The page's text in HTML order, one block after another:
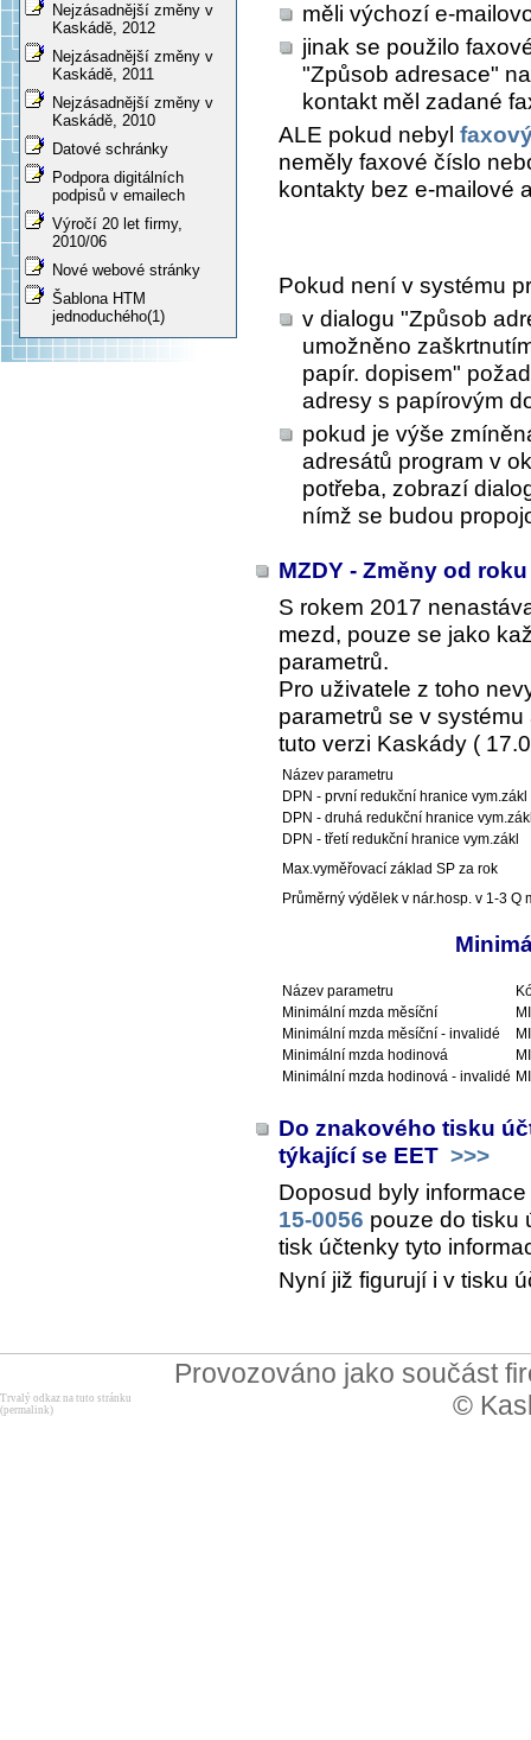
Nejzásadnější změny v
Kaskádě, 2012
Nejzásadnější změny v
Kaskádě, 2011
Nejzásadnější změny v
Kaskádě, 2010
Datové schránky
Podpora digitálních
podpisů v emailech
Výročí 20 let firmy,
2010/06
Nové webové stránky
Šablona HTM
jednoduchého(1)
měli výchozí e-
jinak se použilo
"Způsob adresace"
kontakt měl zadané
ALE pokud nebyl
neměly faxové číslo
kontakty bez e-mailové
Pokud není v systému
v dialogu "Způsob
umožněno
papír. dopisem"
adresy s papírovým
pokud je výše
adresátů program v
potřeba, zobrazí
nímž se budou
MZDY - Změny od
S rokem 2017
mezd, pouze se jako
parametrů.
Pro uživatele z toho
parametrů se v
tuto verzi Kaskády (
Název parametru
DPN - první redukční hranice vym.zákl
DPN - druhá redukční hranice
DPN - třetí redukční hranice vym.zákl
Max.vyměřovací základ SP za rok
Průměrný výdělek v nár.hosp. v 1-3 Q
Název parametru
Minimální mzda měsíční
Minimální mzda měsíční - invalidé
Minimální mzda hodinová
Minimální mzda hodinová - invalidé
Do znakového tisku
týkající se EET >>>
Doposud byly
15-0056 pouze do tisku
tisk účtenky tyto
Nyní již figurují i v tisku
Provozováno jako součást
©
Trvalý odkaz na tuto stránku
(permalink)